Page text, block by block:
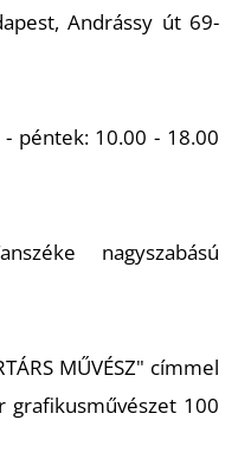
Andrássy út 69-
péntek: 10.00 - 18.00
nagyszabású
MŰVÉSZ" címmel
grafikusművészet 100